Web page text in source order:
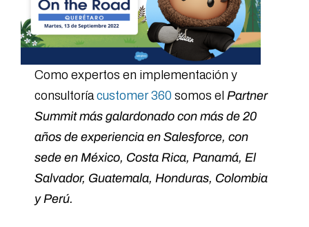
Como expertos en implementación y
consultoríacustomer 360 somos el Partner
Summit más galardonado con más de 20
años de experiencia en Salesforce, con
sede en México, Costa Rica, Panamá, El
Salvador, Guatemala, Honduras, Colombia
y Perú.